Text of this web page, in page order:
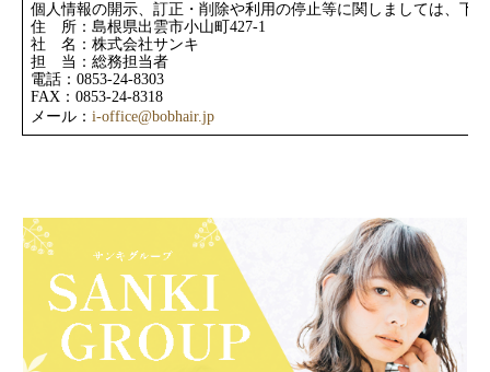
個人情報の開示、訂正・削除や利用の停止等に関しましては、下
住 所：島根県出雲市小山町427-1
社 名：株式会社サンキ
担 当：総務担当者
電話：0853-24-8303
FAX：0853-24-8318
メール： i-office@bobhair.jp